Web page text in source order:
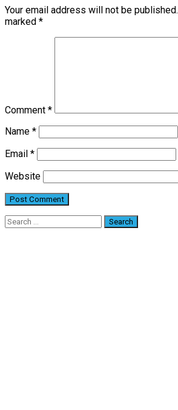
Your email address will not be published.
marked *
Comment *
Name *
Email *
Website
Search
for: